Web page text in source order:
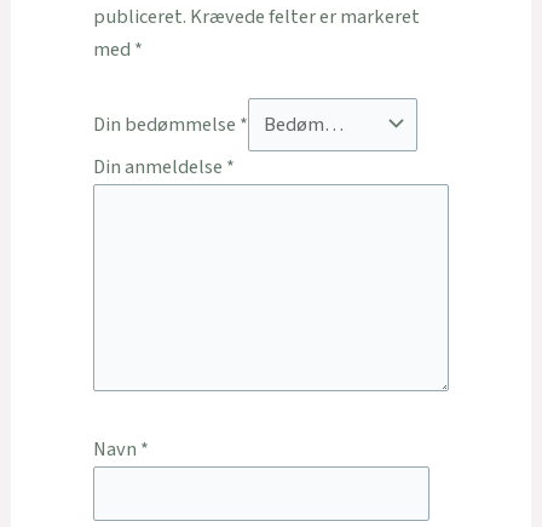
publiceret. Krævede felter er markeret
med *
Din bedømmelse *
Din anmeldelse *
Navn *